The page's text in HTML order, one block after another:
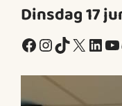
Dinsdag 17
Facebook
Instagram
TikTok
X